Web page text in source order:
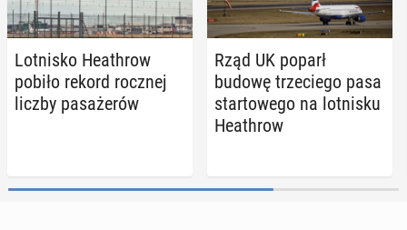
Lot­ni­sko He­ath­row
pobiło rekord rocznej
liczby pa­sa­że­rów
Rząd UK poparł
budowę trze­cie­go pasa
star­to­we­go na lot­ni­sku
He­ath­row